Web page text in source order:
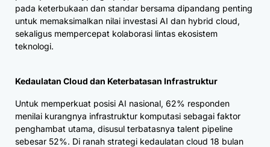
pada keterbukaan dan standar bersama dipandang penting
untuk memaksimalkan nilai investasi AI dan hybrid cloud,
sekaligus mempercepat kolaborasi lintas ekosistem
teknologi.
Kedaulatan Cloud dan Keterbatasan Infrastruktur
Untuk memperkuat posisi AI nasional, 62% responden
menilai kurangnya infrastruktur komputasi sebagai faktor
penghambat utama, disusul terbatasnya talent pipeline
sebesar 52%. Di ranah strategi kedaulatan cloud 18 bulan